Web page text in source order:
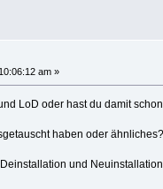
am »
LoD oder hast du damit
haben oder ähnliches?
und